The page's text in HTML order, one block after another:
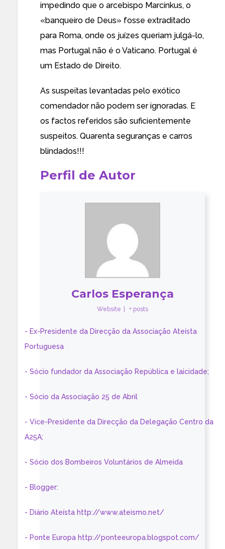
impedindo que o arcebispo Marcinkus, o
«banqueiro de Deus» fosse extraditado
para Roma, onde os juízes queriam julgá-lo,
mas Portugal não é o Vaticano. Portugal é
um Estado de Direito.
As suspeitas levantadas pelo exótico
comendador não podem ser ignoradas. E
os factos referidos são suficientemente
suspeitos. Quarenta seguranças e carros
blindados!!!
Perfil de Autor
Carlos Esperança
Website + posts
- Ex-Presidente da Direcção da Associação Ateísta
Portuguesa
- Sócio fundador da Associação República e laicidade;
- Sócio da Associação 25 de Abril
- Vice-Presidente da Direcção da Delegação Centro da
A25A;
- Sócio dos Bombeiros Voluntários de Almeida
- Blogger:
- Diário Ateísta http://www.ateismo.net/
- Ponte Europa http://ponteeuropa.blogspot.com/